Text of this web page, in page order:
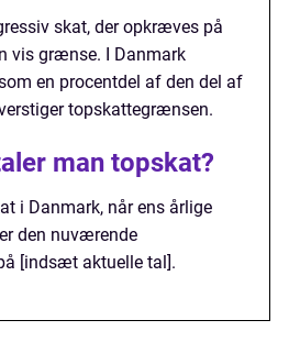
skat, der opkræves på
vis grænse. I Danmark
en procentdel af den del af
topskattegrænsen.
man topskat?
i Danmark, når ens årlige
den nuværende
[indsæt aktuelle tal].